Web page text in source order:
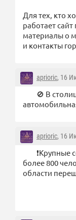
Для тех, кто
работает
материалы о
и контакты
aprioric, 16
🚫 В
aprioric, 16
❗️Крупные
более 800
области